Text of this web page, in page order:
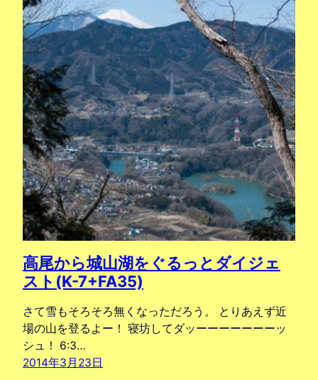
高尾から城山湖をぐるっとダイジェ
スト(K-7+FA35)
さて雪もそろそろ無くなっただろう。 とりあえず近
場の山を登るよー！ 寝坊してダッーーーーーーーッ
シュ！ 6:3…
2014年3月23日